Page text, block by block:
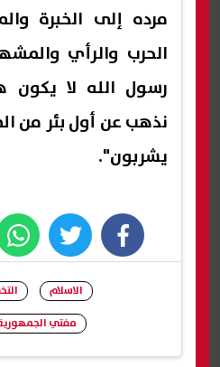
مرده إلى الخبرة
الحرب والرأي
رسول الله لا يكون
نذهب عن أول بئر من
يشربون".
facebook
twitter
الاسلام
مفتي